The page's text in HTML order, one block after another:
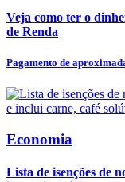
Veja como ter o
de Renda
Pagamento de
Economia
Lista de isenções de